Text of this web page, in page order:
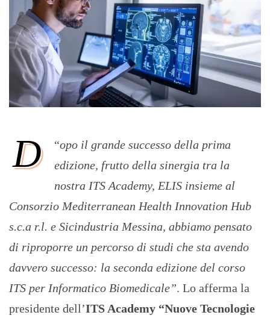
“
D
opo il grande successo della prima
edizione, frutto della sinergia tra la
nostra ITS Academy, ELIS insieme al
Consorzio Mediterranean Health Innovation Hub
s.c.a r.l. e Sicindustria Messina, abbiamo pensato
di riproporre un percorso di studi che sta avendo
davvero successo: la seconda edizione del corso
ITS per Informatico Biomedicale”. Lo afferma la
presidente dell’ITS Academy “Nuove Tecnologie